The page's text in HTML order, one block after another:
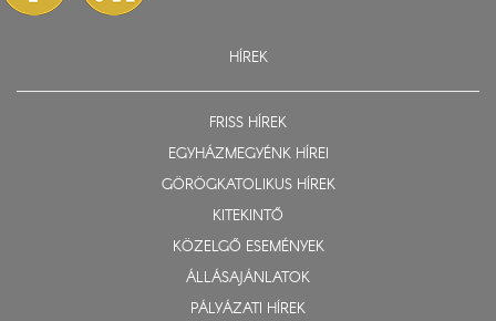
HÍREK
FRISS HÍREK
EGYHÁZMEGYÉNK HÍREI
GÖRÖGKATOLIKUS HÍREK
KITEKINTŐ
KÖZELGŐ ESEMÉNYEK
ÁLLÁSAJÁNLATOK
PÁLYÁZATI HÍREK